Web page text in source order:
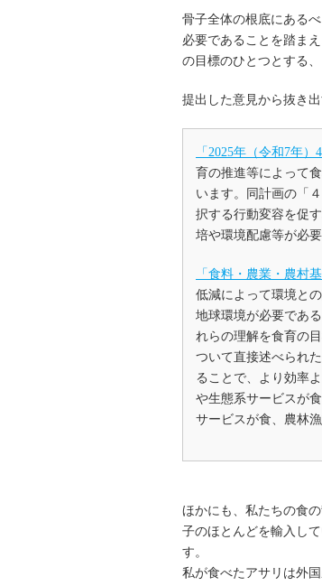
骨子全体の根底にある
必要であることを踏ま
の目標のひとつとする
提出した意見から抜き
「2025年（令和7年
育の推進等によって
います。同計画の「
択する行動変容を促
培や環境配慮等が必
「食料・農業・農村
低減によって環境と
地球環境が必要であ
れらの理解を食育の
ついて直接述べられ
ることで、より効率
や生態系サービスが
サービスが食、農林
ほかにも、私たちの食
子のほとんどを輸入し
す。
私が食べたアサリは外